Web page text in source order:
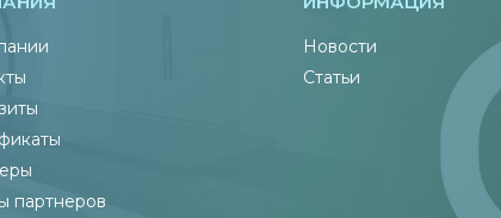
партнеров
Новости
Статьи